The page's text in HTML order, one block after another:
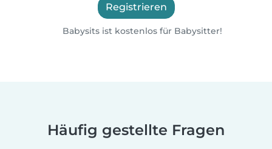
Registrieren
Babysits ist kostenlos für Babysitter!
Häufig gestellte Fragen